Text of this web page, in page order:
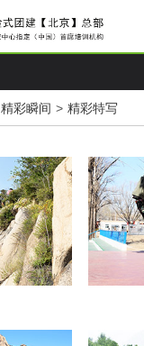
精彩瞬间 > 精彩特写